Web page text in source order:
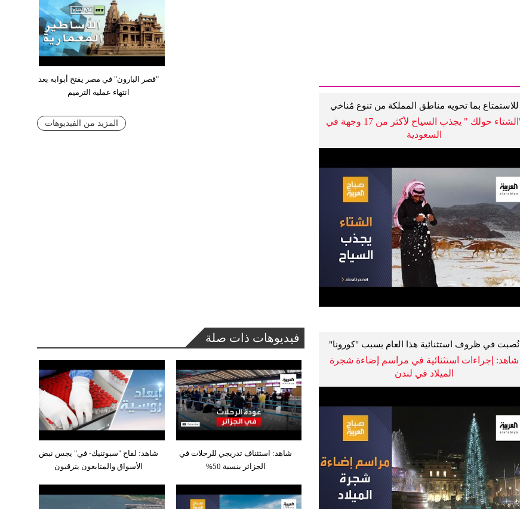
للاستمتاع بما تحويه مناطق المملكة من تنوع مُناخي
وثقافي
"الشتاء حولك " يجذب السياح لأكثر من 17 وجهة في
السعودية
نُصبت في ظروف استثنائية هذا العام بسبب "كورونا"
شاهد: إجراءات استثنائية في مراسم إضاءة شجرة
الميلاد في لندن
"قصر البارون" في مصر يفتح أبوابه بعد
انتهاء عملية الترميم
المزيد من الفيديوهات
فيديوهات ذات صلة
شاهد: لقاح "سبوتنيك- في" يجس نبض
الأسواق والمتابعون يترقبون
شاهد: استئناف تدريجي للرحلات في
الجزائر بنسبة 50%